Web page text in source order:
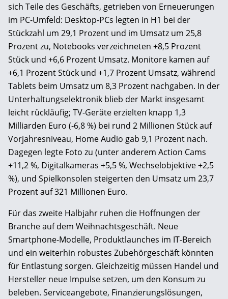
sich Teile des Geschäfts, getrieben von Erneuerungen
im PC-Umfeld: Desktop-PCs legten in H1 bei der
Stückzahl um 29,1 Prozent und im Umsatz um 25,8
Prozent zu, Notebooks verzeichneten +8,5 Prozent
Stück und +6,6 Prozent Umsatz. Monitore kamen auf
+6,1 Prozent Stück und +1,7 Prozent Umsatz, während
Tablets beim Umsatz um 8,3 Prozent nachgaben. In der
Unterhaltungselektronik blieb der Markt insgesamt
leicht rückläufig; TV-Geräte erzielten knapp 1,3
Milliarden Euro (-6,8 %) bei rund 2 Millionen Stück auf
Vorjahresniveau, Home Audio gab 9,1 Prozent nach.
Dagegen legte Foto zu (unter anderem Action Cams
+11,2 %, Digitalkameras +5,5 %, Wechselobjektive +2,5
%), und Spielkonsolen steigerten den Umsatz um 23,7
Prozent auf 321 Millionen Euro.
Für das zweite Halbjahr ruhen die Hoffnungen der
Branche auf dem Weihnachtsgeschäft. Neue
Smartphone-Modelle, Produktlaunches im IT-Bereich
und ein weiterhin robustes Zubehörgeschäft könnten
für Entlastung sorgen. Gleichzeitig müssen Handel und
Hersteller neue Impulse setzen, um den Konsum zu
beleben. Serviceangebote, Finanzierungslösungen,